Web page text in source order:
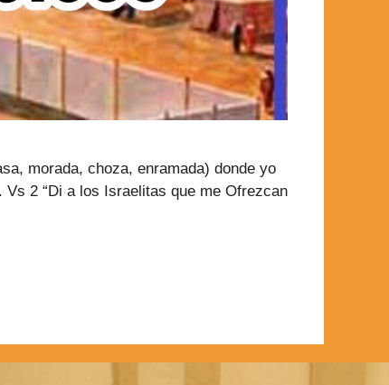
morada, choza, enramada) donde yo
2 “Di a los Israelitas que me Ofrezcan